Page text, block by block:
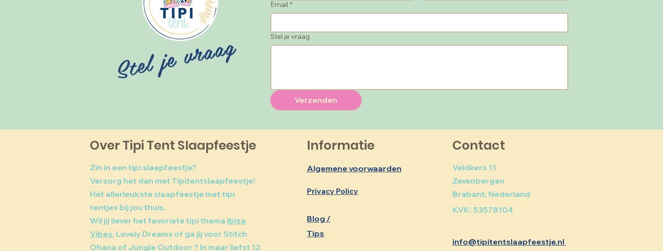
Stel je vraag
Email *
Stel je vraag
Verzenden
Over Tipi Tent Slaapfeestje
Zin in een tipi slaapfeestje?
Verzorg het dan met Tipitentslaapfeestje!
Hét allerleukste slaapfeestje met tipi
tentjes bij jou thuis.
Wil jij liever het favoriete tipi thema Ibiza
Vibes, Lovely Dreams of ga jij voor Stitch
Ohana of Jungle Outdoor ? In maar liefst 12
Informatie
Algemene voorwaarden
Privacy Policy
Blog /
Tips
Contact
Veldkers 11
Zevenbergen
Brabant, Nederland
KVK: 53578104
info@tipitentslaapfeestje.nl